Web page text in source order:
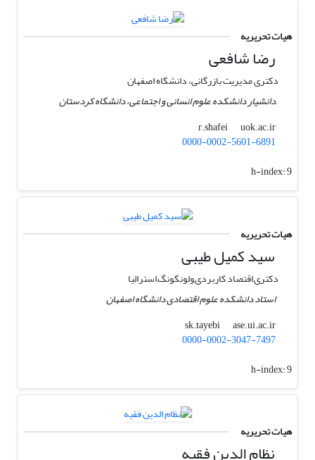
هیات تحریریه
رضا شافعی
دکتری مدیریت بازرگانی، دانشگاه اصفهان
دانشیار دانشکده علوم انسانی و اجتماعی، دانشگاه کردستان
r.shafei
uok.ac.ir
0000-0002-5601-6891
h-index:9
هیات تحریریه
سید کمیل طیبی
دکتری,اقتصاد کاربردی,ولونگونگ,استرالیا
استاد دانشکده علوم اقتصادی دانشگاه اصفهان
sk.tayebi
ase.ui.ac.ir
0000-0002-3047-7497
h-index:9
هیات تحریریه
نظام الدین فقیه